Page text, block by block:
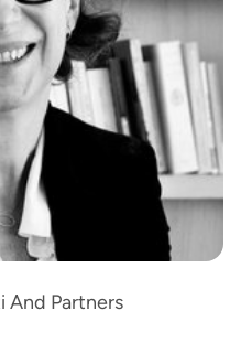
And Partners